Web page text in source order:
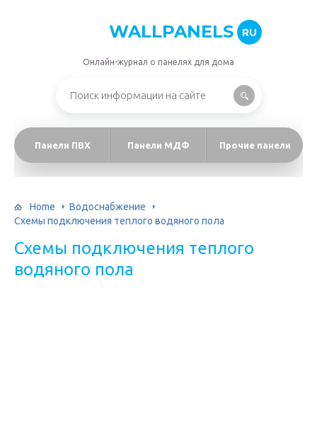
WALLPANELS RU
Онлайн-журнал о панелях для дома
Панели ПВХ Панели МДФ Прочие панели
Home
Водоснабжение
Схемы подключения теплого водяного пола
Схемы подключения теплого
водяного пола